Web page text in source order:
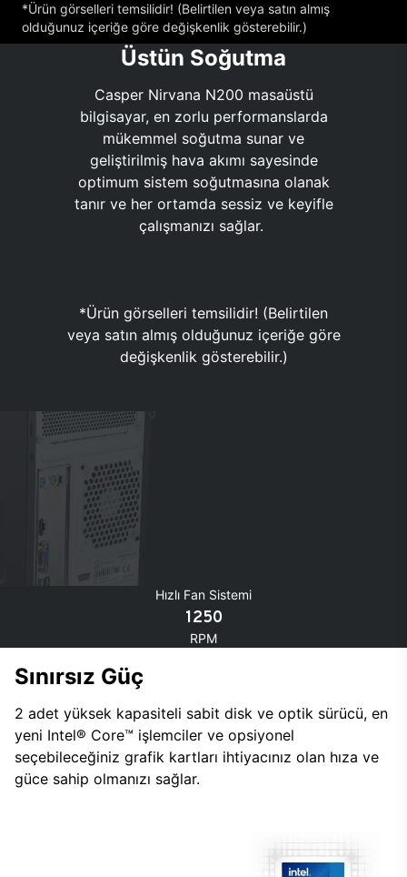
*Ürün görselleri temsilidir! (Belirtilen veya satın almış
olduğunuz içeriğe göre değişkenlik gösterebilir.)
Üstün Soğutma
Casper Nirvana N200 masaüstü
bilgisayar, en zorlu performanslarda
mükemmel soğutma sunar ve
geliştirilmiş hava akımı sayesinde
optimum sistem soğutmasına olanak
tanır ve her ortamda sessiz ve keyifle
çalışmanızı sağlar.
*Ürün görselleri temsilidir! (Belirtilen
veya satın almış olduğunuz içeriğe göre
değişkenlik gösterebilir.)
Hızlı Fan Sistemi
1250
RPM
Sınırsız Güç
2 adet yüksek kapasiteli sabit disk ve optik sürücü, en
yeni Intel® Core™ işlemciler ve opsiyonel
seçebileceğiniz grafik kartları ihtiyacınız olan hıza ve
güce sahip olmanızı sağlar.